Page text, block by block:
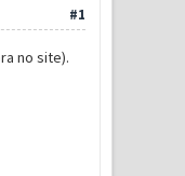
#1
no site).